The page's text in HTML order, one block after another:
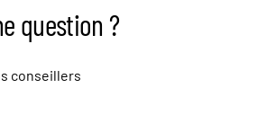
question ?
conseillers